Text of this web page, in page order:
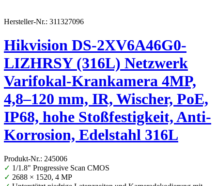
Hersteller-Nr.: 311327096
Hikvision DS-2XV6A46G0-
LIZHRSY (316L) Netzwerk
Varifokal-Krankamera 4MP,
4,8–120 mm, IR, Wischer, PoE,
IP68, hohe Stoßfestigkeit, Anti-
Korrosion, Edelstahl 316L
Produkt-Nr.: 245006
✓ 1/1.8" Progressive Scan CMOS
✓ 2688 × 1520, 4 MP